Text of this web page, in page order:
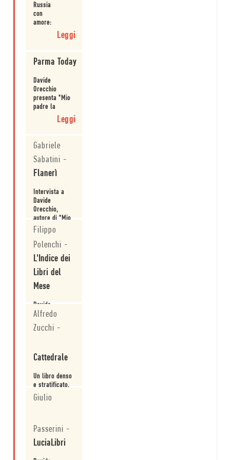
Orecchio a
Milano.
Russia
con
amore:
la
Russia
entra
nella
letteratura.
Leggi
Parma Today
Davide
Orecchio
presenta "Mio
padre la
rivoluzione" a
Leggi
Gabriele
Sabatini -
Flanerì
Intervista a
Davide
Orecchio,
autore di "Mio
padre la
rivoluzione".
Filippo
Polenchi -
L'Indice dei
Libri del
Mese
Davide
Orecchio si
conferma uno
dei più arditi
contemporanei.
Alfredo
Zucchi -
Cattedrale
Un libro denso
e stratificato.
Una prosa
poetica
permette
all'autore di
saltare tra la
Giulio
Passerini -
LuciaLibri